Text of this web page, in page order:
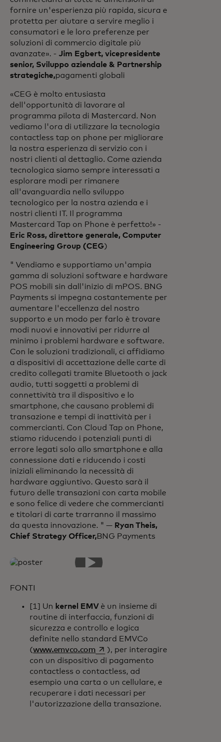
fornire un'esperienza più rapida, sicura e
protetta per aiutare a servire meglio i
consumatori e le loro preferenze per
soluzioni di commercio digitale più
avanzate». - Jim Egbert, vicepresidente
senior, Sviluppo aziendale & Partnership
strategiche,pagamenti globali
«CEG è molto entusiasta
dell'opportunità di lavorare al
programma pilota di Mastercard. Non
vediamo l'ora di utilizzare la tecnologia
contactless tap on phone per migliorare
la nostra esperienza di servizio con i
nostri clienti al dettaglio. Come azienda
tecnologica siamo sempre interessati a
esplorare modi per rimanere
all'avanguardia nello sviluppo
tecnologico per la nostra azienda e i
nostri clienti IT. Il programma
Mastercard Tap on Phone è perfetto!» -
Eric Ross, direttore generale, Computer
Engineering Group (CEG)
" Vendiamo e supportiamo un'ampia
gamma di soluzioni software e hardware
POS mobili sin dall'inizio di mPOS. BNG
Payments si impegna costantemente per
aumentare l'eccellenza del nostro
supporto e un modo per farlo è trovare
modi nuovi e innovativi per ridurre al
minimo i problemi hardware e software.
Con le soluzioni tradizionali, ci affidiamo
a dispositivi di accettazione delle carte di
credito collegati tramite Bluetooth o jack
audio, tutti soggetti a problemi di
connettività tra il dispositivo e lo
smartphone, che causano problemi di
transazione e tempi di inattività per i
commercianti. Con Cloud Tap on Phone,
stiamo riducendo i potenziali punti di
errore legati solo allo smartphone e alla
connessione dati e riducendo i costi
iniziali eliminando la necessità di
hardware aggiuntivo. Questo sarà il
futuro delle transazioni con carta mobile
e sono felice di vedere che commercianti
e titolari di carte trarranno il massimo
da questa innovazione. " — Ryan Theis,
Chief Strategy Officer,BNG Payments
FONTI
[1] Un kernel EMV è un insieme di
routine di interfaccia, funzioni di
sicurezza e controllo e logica
definite nello standard EMVCo
(www.emvco.comsi apre in una nuova scheda
), per interagire
con un dispositivo di pagamento
contactless o contactless, ad
esempio una carta o un cellulare, e
recuperare i dati necessari per
l'autorizzazione della transazione.